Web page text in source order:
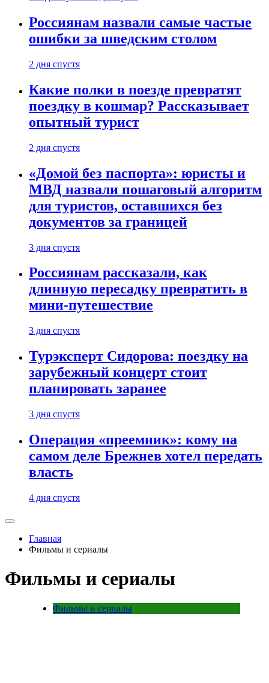
Россиянам назвали самые частые
ошибки за шведским столом
2 дня спустя
Какие полки в поезде превратят
поездку в кошмар? Рассказывает
опытный турист
2 дня спустя
«Домой без паспорта»: юристы и
МВД назвали пошаговый алгоритм
для туристов, оставшихся без
документов за границей
3 дня спустя
Россиянам рассказали, как
длинную пересадку превратить в
мини-путешествие
3 дня спустя
Турэксперт Сидорова: поездку на
зарубежный концерт стоит
планировать заранее
3 дня спустя
Операция «преемник»: кому на
самом деле Брежнев хотел передать
власть
4 дня спустя
Главная
Фильмы и сериалы
Фильмы и сериалы
Фильмы и сериалы